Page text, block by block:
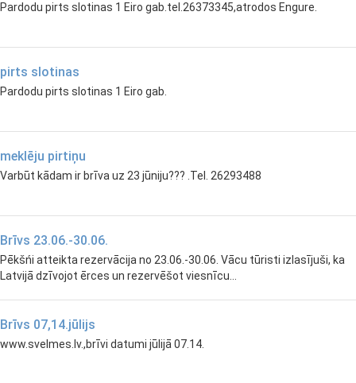
Pardodu pirts slotinas 1 Eiro gab.tel.26373345,atrodos Engure.
pirts slotinas
Pardodu pirts slotinas 1 Eiro gab.
meklēju pirtiņu
Varbūt kādam ir brīva uz 23 jūniju??? .Tel. 26293488
Brīvs 23.06.-30.06.
Pēkšńi atteikta rezervācija no 23.06.-30.06. Vācu tūristi izlasījuši, ka
Latvijā dzīvojot ērces un rezervēšot viesnīcu...
Brīvs 07,14.jūlijs
www.svelmes.lv.,brīvi datumi jūlijā 07.14.